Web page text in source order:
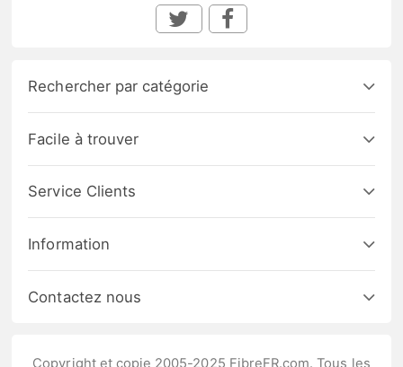
Rechercher par catégorie
Facile à trouver
Service Clients
Information
Contactez nous
Copyright et copie 2005-2025 FibreFR.com. Tous les